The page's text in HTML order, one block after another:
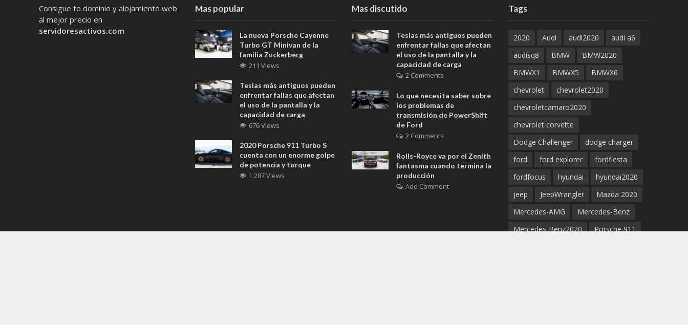
Consigue to dominio y alojamiento web
al mejor precio en
servidoresactivos.com
Mas popular
La nueva Porsche Cayenne
Turbo GT Minivan de la
familia Zuckerberg
211 Views
Teslas más antiguos pueden
enfrentar fallas que afectan
el uso de la pantalla y la
capacidad de carga
676 Views
2020 Porsche 911 Turbo S
cuenta con un enorme golpe
de potencia y torque
1.287 Views
Mas discutido
Teslas más antiguos pueden
enfrentar fallas que afectan
el uso de la pantalla y la
capacidad de carga
2 Comments
Lo que necesita saber sobre
los problemas de
transmisión de PowerShift
de Ford
2 Comments
Rolls-Royce va por el Zenith
fantasma cuando termina la
producción
Add Comment
Tags
2020 Audi audi2020
audi a6
audisq8
BMW
BMW2020
BMWX1
BMWX5
BMWX6
chevrolet
chevrolet2020
chevroletcamaro2020
chevrolet corvette
Dodge Challenger
dodge charger
ford
ford explorer
fordfiesta
fordfocus
hyundai
hyundai2020
jeep
JeepWrangler
Mazda 2020
Mercedes-AMG
Mercedes-Benz
Mercedes-Benz2020
Porsche 911